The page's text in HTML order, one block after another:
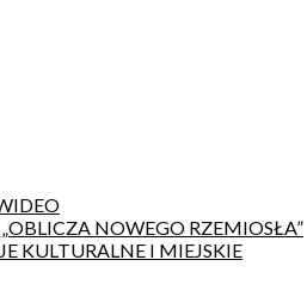
NOWEGO RZEMIOSŁA”
KULTURALNE I MIEJSKIE